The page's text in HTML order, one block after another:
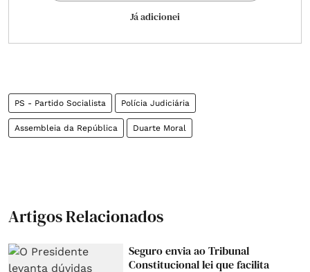
Já adicionei
PS - Partido Socialista Polícia Judiciária
Assembleia da República Duarte Moral
Artigos Relacionados
Seguro envia ao Tribunal
Constitucional lei que facilita